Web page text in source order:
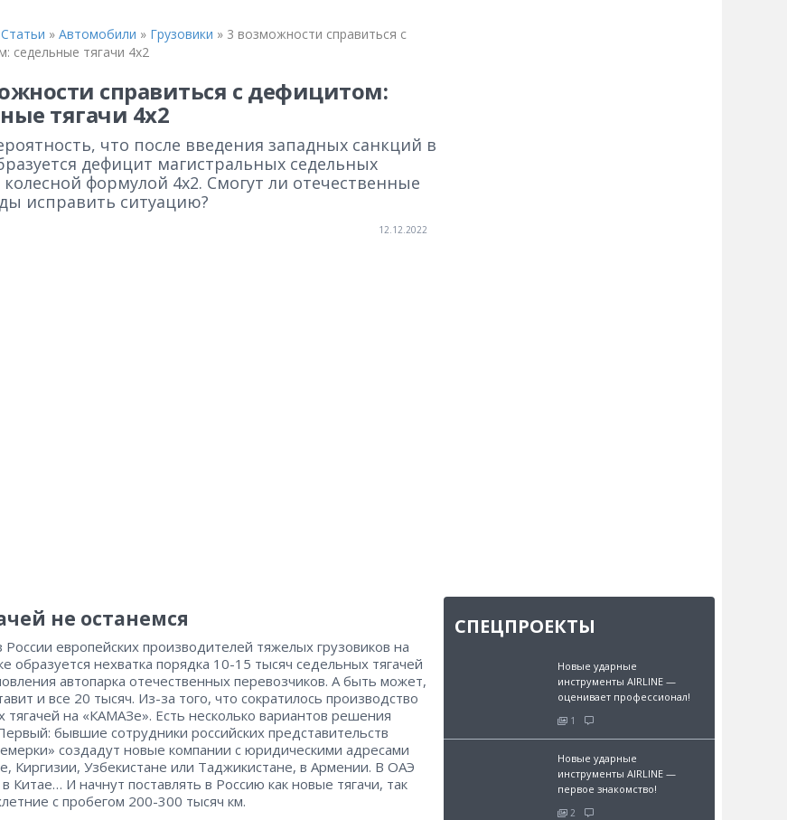
Статьи » Автомобили » Грузовики » 3 возможности справиться с
седельные тягачи 4х2
справиться с дефицитом:
тягачи 4х2
что после введения западных санкций в
дефицит магистральных седельных
колесной формулой 4х2. Смогут ли отечественные
исправить ситуацию?
12.12.2022
не останемся
европейских производителей тяжелых грузовиков на
образуется нехватка порядка 10-15 тысяч седельных тягачей
автопарка отечественных перевозчиков. А быть может,
и все 20 тысяч. Из-за того, что сократилось производство
тягачей на «КАМАЗе». Есть несколько вариантов решения
бывшие сотрудники российских представительств
создадут новые компании с юридическими адресами
Киргизии, Узбекистане или Таджикистане, в Армении. В ОАЭ
Китае… И начнут поставлять в Россию как новые тягачи, так
с пробегом 200-300 тысяч км.
СПЕЦПРОЕКТЫ
Новые ударные
инструменты AIRLINE —
оценивает профессионал!
1
Новые ударные
инструменты AIRLINE —
первое знакомство!
2